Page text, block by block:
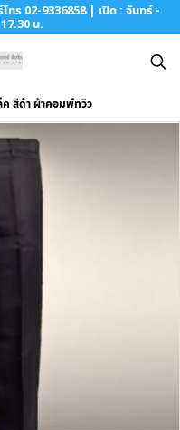
ทร 02-9336858 | เปิด : จันทร์ -
น.
ค สีดำ ผ้าคอมพ์ทวิว